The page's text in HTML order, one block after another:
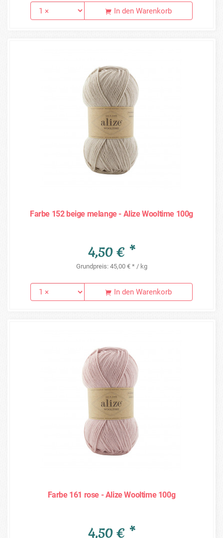
In den Warenkorb
Farbe 152 beige melange - Alize Wooltime 100g
4,50 € *
Grundpreis: 45,00 € * / kg
In den Warenkorb
Farbe 161 rose - Alize Wooltime 100g
4,50 € *